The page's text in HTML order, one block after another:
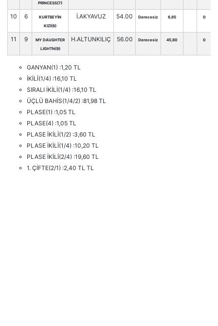
PRINCESS(7)
10 6
KURTBEYİN
KIZI(6)
İ.AKYAVUZ 54.00 Derecesiz 6,85 0
11 9
MY DAUGHTER
LIGHTN(9)
H.ALTUNKILIÇ 56.00 Derecesiz 45,80 0
GANYAN(1) :1,20 TL
İKİLİ(1/4) :16,10 TL
SIRALI İKİLİ(1/4) :16,10 TL
ÜÇLÜ BAHİS(1/4/2) :81,98 TL
PLASE(1) :1,05 TL
PLASE(4) :1,05 TL
PLASE İKİLİ(1/2) :3,60 TL
PLASE İKİLİ(1/4) :10,20 TL
PLASE İKİLİ(2/4) :19,60 TL
1. ÇİFTE(2/1) :2,40 TL TL